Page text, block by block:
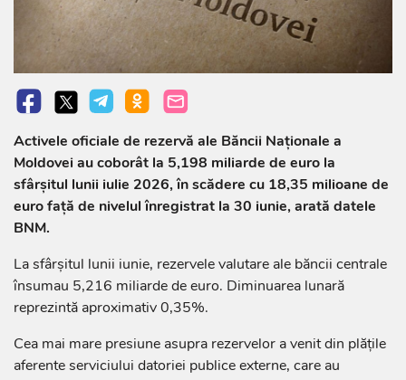
Activele oficiale de rezervă ale Băncii Naționale a
Moldovei au coborât la 5,198 miliarde de euro la
sfârșitul lunii iulie 2026, în scădere cu 18,35 milioane de
euro față de nivelul înregistrat la 30 iunie, arată datele
BNM.
La sfârșitul lunii iunie, rezervele valutare ale băncii centrale
însumau 5,216 miliarde de euro. Diminuarea lunară
reprezintă aproximativ 0,35%.
Cea mai mare presiune asupra rezervelor a venit din plățile
aferente serviciului datoriei publice externe, care au